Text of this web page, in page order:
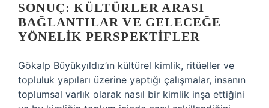
SONUÇ: KÜLTÜRLER ARASI
BAĞLANTILAR VE GELECEĞE
YÖNELIK PERSPEKTIFLER
Gökalp Büyükyıldız’ın kültürel kimlik, ritüeller ve
topluluk yapıları üzerine yaptığı çalışmalar, insanın
toplumsal varlık olarak nasıl bir kimlik inşa ettiğini